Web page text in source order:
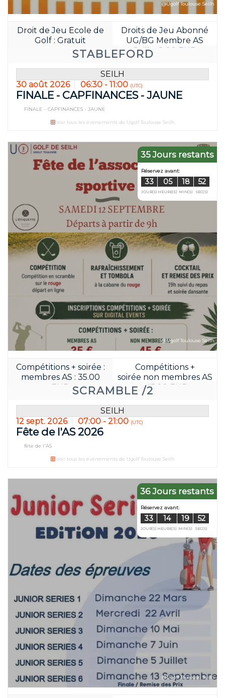
20 05
JOUR(S) HEURE(S)
STABLEFORD
Droit de Jeu Ecole de
Golf : Gratuit
Droits de Jeu Abonné
UG/BG Membre AS
Seilh : 8.00 EUR
@Ugolf Toulouse Seilh
SEILH
30 août 2026
06:30 - 11:00 (UTC)
FINALE - CAPFINANCES - JAUNE
FINALE - CAPFINANCES - JAUNE
Voir tous les événements de Ugolf Toulouse Seilh
35 Jours restants
SCRAMBLE /2
Compétitions + soirée :
membres AS : 35.00
EUR
Compétitions +
soirée non membres AS
: 45.00 EUR
@Ugolf Toulouse Seilh
SEILH
12 sept. 2026
07:00 - 21:00 (UTC)
Fête de l'AS 2026
fête de l'AS
Voir tous les événements de Ugolf Toulouse Seilh
36 Jours restants
@Ugolf Toulouse Seilh